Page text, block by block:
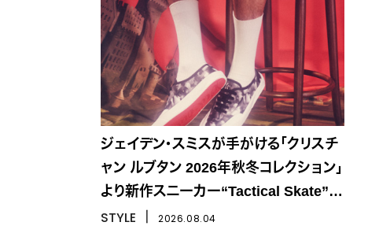
ジェイデン・スミスが手がける「クリスチ
ャン ルブタン 2026年秋冬コレクション」
より新作スニーカー“Tactical Skate”が
登場
STYLE 2026.08.04